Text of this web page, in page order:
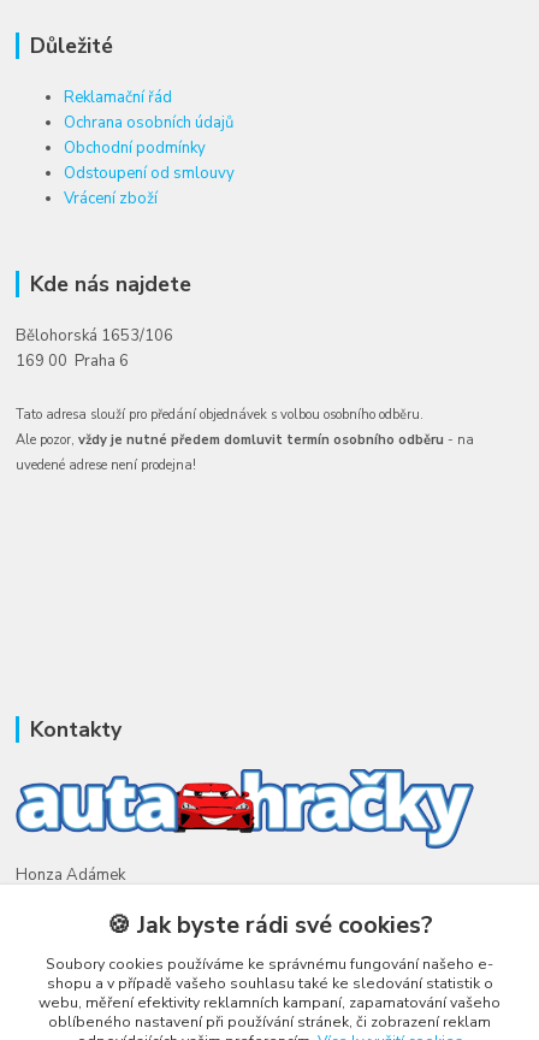
Důležité
Reklamační řád
Ochrana osobních údajů
Obchodní podmínky
Odstoupení od smlouvy
Vrácení zboží
Kde nás najdete
Bělohorská 1653/106
169 00 Praha 6
Tato adresa slouží pro předání objednávek s volbou osobního odběru.
Ale pozor,vždy je nutné předem domluvit termín osobního odběru - na
uvedené adrese není prodejna!
Kontakty
Honza Adámek
(Po-Ne, 9-21 hod.)
honza@autahracky.cz
🍪 Jak byste rádi své cookies?
Soubory cookies používáme ke správnému fungování našeho e-
shopu a v případě vašeho souhlasu také ke sledování statistik o
webu, měření efektivity reklamních kampaní, zapamatování vašeho
oblíbeného nastavení při používání stránek, či zobrazení reklam